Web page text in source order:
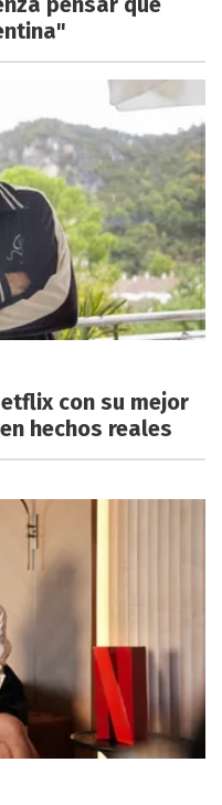
con su mejor
hechos reales